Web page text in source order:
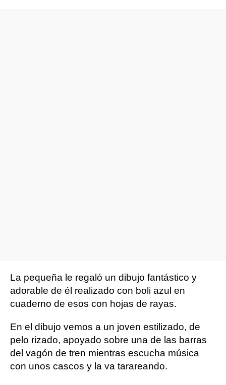
La pequeña le regaló un dibujo fantástico y
adorable de él realizado con boli azul en
cuaderno de esos con hojas de rayas.
En el dibujo vemos a un joven estilizado, de
pelo rizado, apoyado sobre una de las barras
del vagón de tren mientras escucha música
con unos cascos y la va tarareando.